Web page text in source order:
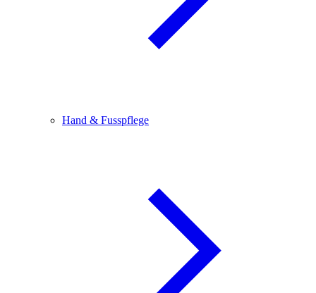
Hand & Fusspflege